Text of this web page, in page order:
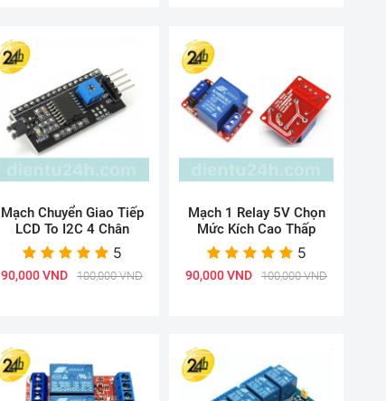
Mạch Chuyển Giao Tiếp
LCD To I2C 4 Chân
5
90,000 VND 100,000 VND
Mạch 1 Relay 5V Chọn
Mức Kích Cao Thấp
5
90,000 VND 100,000 VND